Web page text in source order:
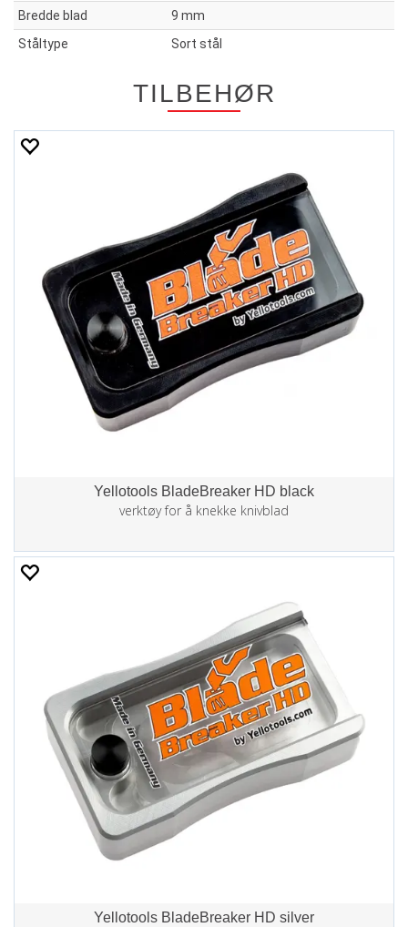
Bredde blad
9 mm
Ståltype
Sort stål
TILBEHØR
Yellotools BladeBreaker HD black
verktøy for å knekke knivblad
Yellotools BladeBreaker HD silver